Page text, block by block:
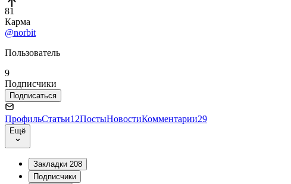
81
Карма
@norbit
Пользователь
9
Подписчики
Подписаться
ПрофильСтатьи12ПостыНовостиКомментарии29
Ещё
Закладки 208
Подписчики